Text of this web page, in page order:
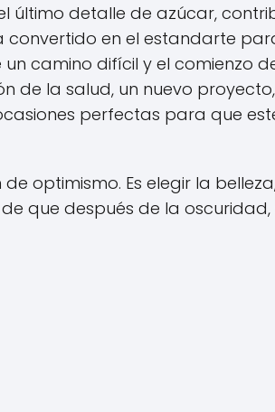
último detalle de azúcar,
convertido en el estandarte
camino difícil y el comienzo
de la salud, un nuevo
perfectas para que
optimismo. Es elegir la
que después de la